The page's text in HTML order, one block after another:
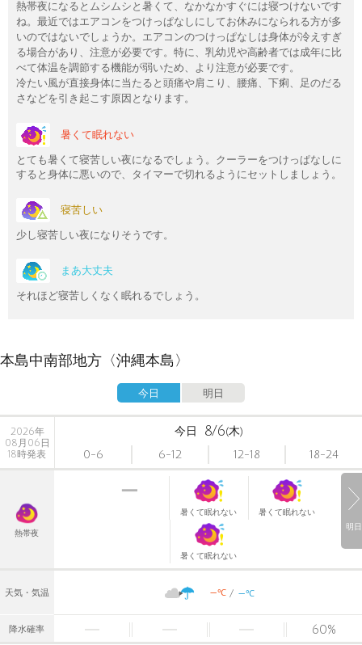
熱帯夜になるとムシムシと暑くて、なかなかすぐには寝つけないです
ね。最近ではエアコンをつけっぱなしにしてお休みになられる方が多
いのではないでしょうか。エアコンのつけっぱなしは身体が冷えすぎ
る場合があり、注意が必要です。特に、乳幼児や高齢者では成年に比
べて体温を調節する機能が弱いため、より注意が必要です。
冷たい風が直接身体に当たると頭痛や肩こり、腰痛、下痢、足のだる
さなどを引き起こす原因となります。
暑くて眠れない
とても暑くて寝苦しい夜になるでしょう。クーラーをつけっぱなしに
すると身体に悪いので、タイマーで切れるようにセットしましょう。
寝苦しい
少し寝苦しい夜になりそうです。
まあ大丈夫
それほど寝苦しくなく眠れるでしょう。
本島中南部地方〈沖縄本島〉
今日 明日
明日
2026年
08月06日
18時発表
今日 8/6(木)
0-6
6-12 12-18 18-24
熱帯夜
暑くて眠れない 暑くて眠れない
暑くて眠れない
天気・気温 -℃ -℃
降水確率 60%